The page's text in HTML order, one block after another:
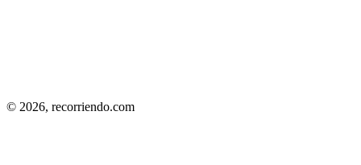
© 2026, recorriendo.com